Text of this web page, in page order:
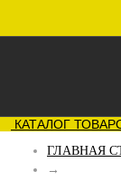
КАТАЛОГ
ГЛАВНАЯ
→